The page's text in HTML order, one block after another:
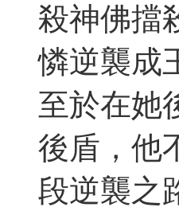
殺神佛擋
憐逆襲成
至於在她
後盾，他
段逆襲之